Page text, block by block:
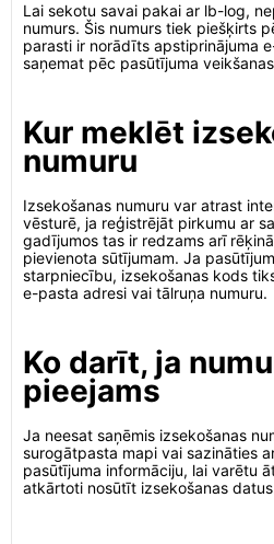
Lai sekotu savai pakai ar lb-log,
numurs. Šis numurs tiek piešķirts
parasti ir norādīts apstiprinājuma
saņemat pēc pasūtījuma
Kur meklēt
numuru
Izsekošanas numuru var atrast
vēsturē, ja reģistrējāt pirkumu ar
gadījumos tas ir redzams arī
pievienota sūtījumam. Ja
starpniecību, izsekošanas kods
e-pasta adresi vai tālruņa numuru.
Ko darīt, ja
pieejams
Ja neesat saņēmis izsekošanas
surogātpasta mapi vai sazināties
pasūtījuma informāciju, lai varētu
atkārtoti nosūtīt izsekošanas